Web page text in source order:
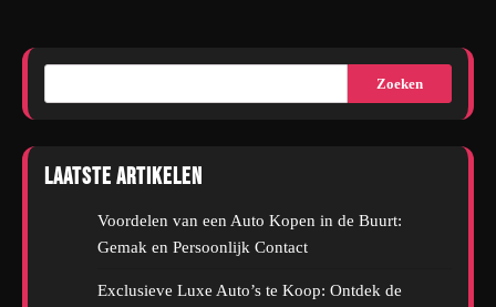
Zoeken
Laatste artikelen
Voordelen van een Auto Kopen in de Buurt:
Gemak en Persoonlijk Contact
Exclusieve Luxe Auto’s te Koop: Ontdek de